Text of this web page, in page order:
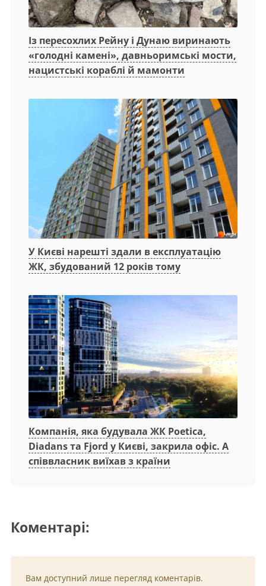
Із пересохлих Рейну і Дунаю виринають
«голодні камені», давньоримські мости,
нацистські кораблі й мамонти
У Києві нарешті здали в експлуатацію
ЖК, збудований 12 років тому
Компанія, яка будувала ЖК Poetica,
Diadans та Fjord у Києві, закрила офіс. А
співвласник виїхав з країни
Коментарі:
Вам доступний лише перегляд коментарів.